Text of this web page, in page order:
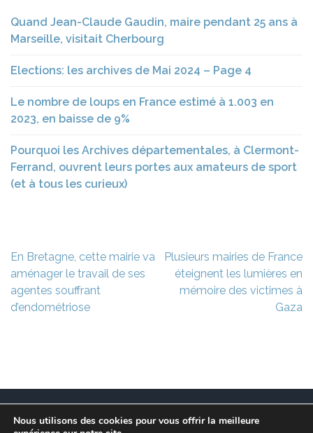
Quand Jean-Claude Gaudin, maire pendant 25 ans à
Marseille, visitait Cherbourg
Elections: les archives de Mai 2024 – Page 4
Le nombre de loups en France estimé à 1.003 en
2023, en baisse de 9%
Pourquoi les Archives départementales, à Clermont-
Ferrand, ouvrent leurs portes aux amateurs de sport
(et à tous les curieux)
Navigation
de
l’article
En Bretagne, cette mairie va
aménager le travail de ses
agentes souffrant
d’endométriose
Plusieurs mairies de France
éteignent les lumières en
mémoire des victimes à
Gaza
Ce site est à l’initiative de l’association des Maires
Nous utilisons des cookies pour vous offrir la meilleure